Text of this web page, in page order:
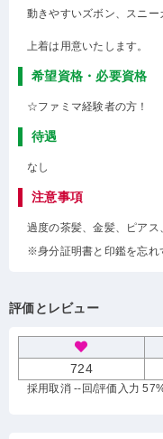
動きやすいズボン、スニー
上着は用意いたします。
希望資格・必要資格
☆ファミマ経験者の方！
待遇
なし
注意事項
過度の茶髪、金髪、ピアス
※身分証明書と印鑑を忘れ
評価とレビュー
724
採用取消 --回/評価入力